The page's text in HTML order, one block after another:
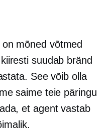
mõned võtmed
suudab bränd
See võib olla
saime teie päringu
et agent vastab